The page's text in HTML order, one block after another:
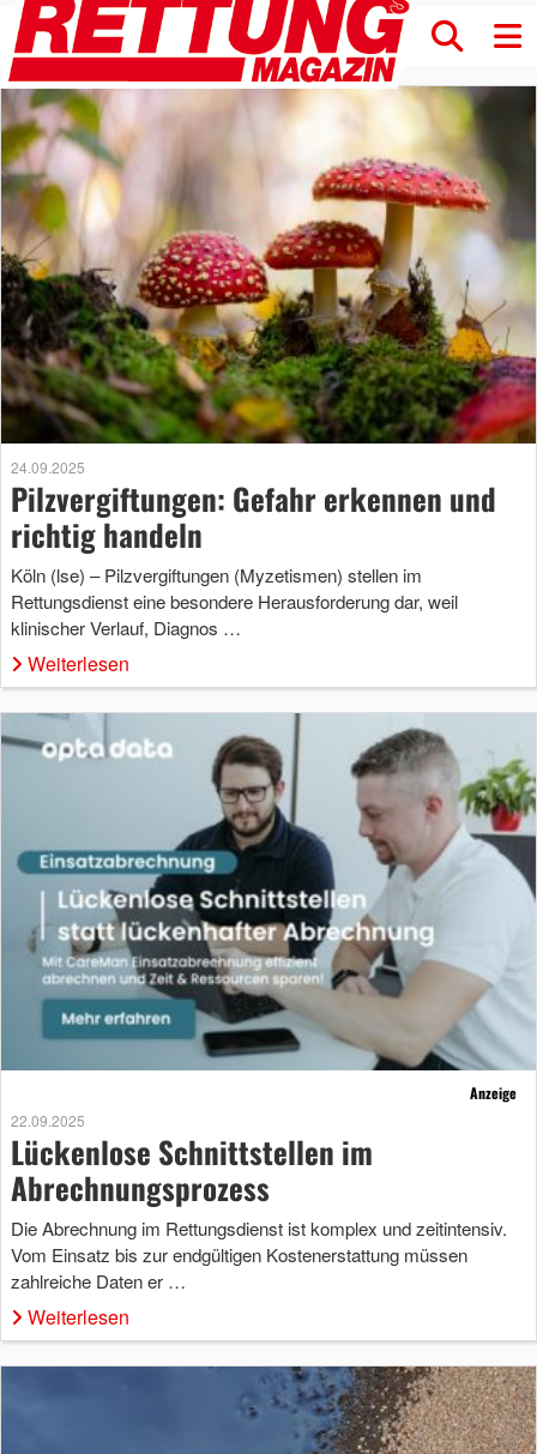
24.09.2025
Pilzvergiftungen: Gefahr erkennen und
richtig handeln
Köln (lse) – Pilzvergiftungen (Myzetismen) stellen im
Rettungsdienst eine besondere Herausforderung dar, weil
klinischer Verlauf, Diagnos …
Weiterlesen
Anzeige
22.09.2025
Lückenlose Schnittstellen im
Abrechnungsprozess
Die Abrechnung im Rettungsdienst ist komplex und zeitintensiv.
Vom Einsatz bis zur endgültigen Kostenerstattung müssen
zahlreiche Daten er …
Weiterlesen